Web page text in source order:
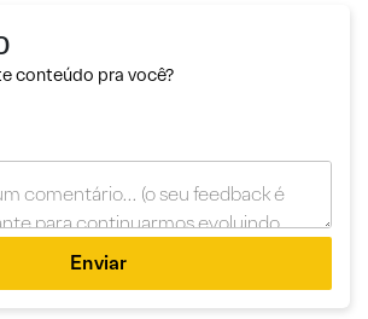
conteúdo pra você?
Enviar